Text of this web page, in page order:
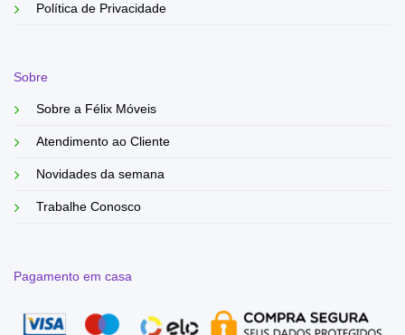
Política de Privacidade
Sobre
Sobre a Félix Móveis
Atendimento ao Cliente
Novidades da semana
Trabalhe Conosco
Pagamento em casa